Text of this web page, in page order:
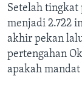
Setelah tingkat
menjadi 2.722
akhir pekan
pertengahan
apakah